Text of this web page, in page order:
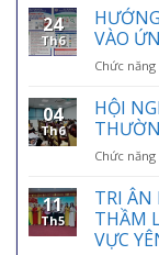
24
Th6
VÀO
Chức
04
Th6
HỘI
Chức
11
Th5
TRI ÂN
THẦM
VỰC